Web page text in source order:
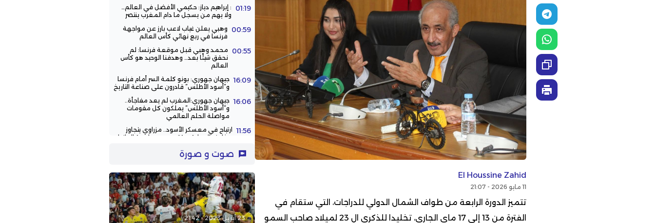
El Houssine Zahid
11 مايو 2026 - 21:07
تتميز الدورة الرابعة من طواف الشمال الدولي للدراجات، التي ستقام في
الفترة من 13 إلى 17 ماي الجاري، تخليدا للذكرى ال 23 لميلاد صاحب السمو
01:19
: إبراهيم دياز: حكيمي الأفضل في العالم…
ولا يهم من يسجل ما دام المغرب ينتصر
00:59
وهبي يعلن غياب لاعب بارز عن مواجهة
فرنسا في ربع نهائي كأس العالم
00:55
محمد وهبي قبل موقعة فرنسا: لم
نحقق شيئًا بعد… وهدفنا الوحيد هو كأس
العالم
16:09 جيهان جهوري: بونو كلمة السر أمام فرنسا
و”أسود الأطلس” قادرون على صناعة التاريخ
16:06 جيهان جهوري:المغرب لم يعد مفاجأة..
و”أسود الأطلس” يملكون كل مقومات
مواصلة الحلم العالمي
11:56
ارتياح في معسكر الأسود.. مزراوي يتجاوز
مخاوف الإصابة ويقترب من مواجهة البرازيل
11:43
الحظ يعاند الزلزولي من جديد.. إصابة في
الركبة تُهدد مشاركته في كأس العالم
صوت و صورة
23 أبريل 2023 - 21:42